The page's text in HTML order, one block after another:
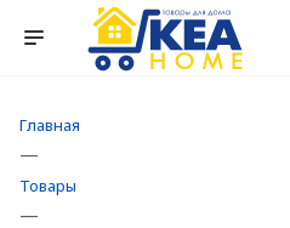
Главная
—
Товары
—